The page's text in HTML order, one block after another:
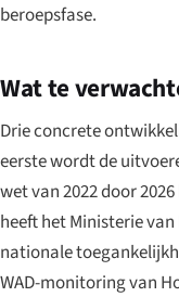
beroepsfase.
Wat te
Drie concrete
eerste wordt de
wet van 2022 door
heeft het Ministerie
nationale
WAD-monitoring van